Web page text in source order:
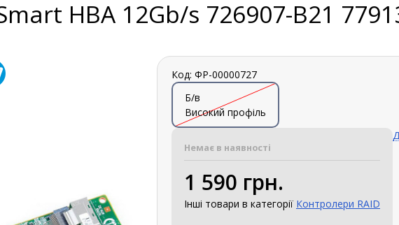
HBA 12Gb/s 726907-B21
Код: ФР-00000727
Б/в
Високий профіль
Немає в наявності
1 590 грн.
Інші товари в категорії Контролери RAID